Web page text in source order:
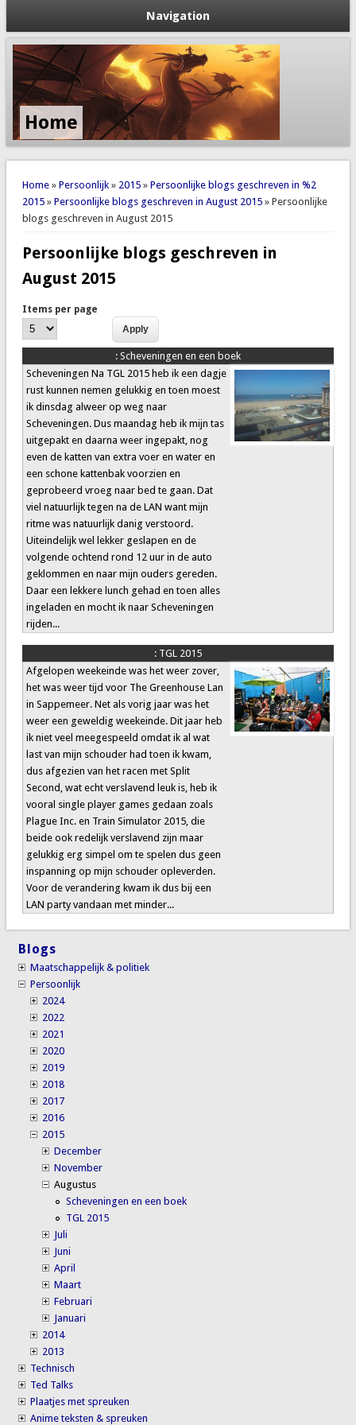
Navigation
Home
You are here
Home» Persoonlijk» 2015» Persoonlijke blogs geschreven in %2
2015» Persoonlijke blogs geschreven in August 2015» Persoonlijke
blogs geschreven in August 2015
Persoonlijke blogs geschreven in
August 2015
Items per page
: Scheveningen en een boek
Scheveningen Na TGL 2015 heb ik een dagje
rust kunnen nemen gelukkig en toen moest
ik dinsdag alweer op weg naar
Scheveningen. Dus maandag heb ik mijn tas
uitgepakt en daarna weer ingepakt, nog
even de katten van extra voer en water en
een schone kattenbak voorzien en
geprobeerd vroeg naar bed te gaan. Dat
viel natuurlijk tegen na de LAN want mijn
ritme was natuurlijk danig verstoord.
Uiteindelijk wel lekker geslapen en de
volgende ochtend rond 12 uur in de auto
geklommen en naar mijn ouders gereden.
Daar een lekkere lunch gehad en toen alles
ingeladen en mocht ik naar Scheveningen
rijden...
: TGL 2015
Afgelopen weekeinde was het weer zover,
het was weer tijd voor The Greenhouse Lan
in Sappemeer. Net als vorig jaar was het
weer een geweldig weekeinde. Dit jaar heb
ik niet veel meegespeeld omdat ik al wat
last van mijn schouder had toen ik kwam,
dus afgezien van het racen met Split
Second, wat echt verslavend leuk is, heb ik
vooral single player games gedaan zoals
Plague Inc. en Train Simulator 2015, die
beide ook redelijk verslavend zijn maar
gelukkig erg simpel om te spelen dus geen
inspanning op mijn schouder opleverden.
Voor de verandering kwam ik dus bij een
LAN party vandaan met minder...
Blogs
Maatschappelijk & politiek
Persoonlijk
2024
2022
2021
2020
2019
2018
2017
2016
2015
December
November
Augustus
Scheveningen en een boek
TGL 2015
Juli
Juni
April
Maart
Februari
Januari
2014
2013
Technisch
Ted Talks
Plaatjes met spreuken
Anime teksten & spreuken